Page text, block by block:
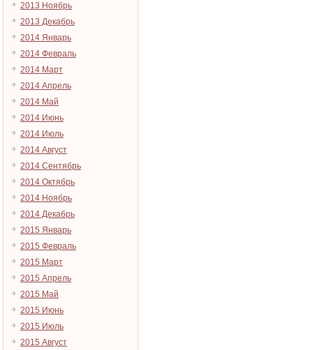
2013 Ноябрь
2013 Декабрь
2014 Январь
2014 Февраль
2014 Март
2014 Апрель
2014 Май
2014 Июнь
2014 Июль
2014 Август
2014 Сентябрь
2014 Октябрь
2014 Ноябрь
2014 Декабрь
2015 Январь
2015 Февраль
2015 Март
2015 Апрель
2015 Май
2015 Июнь
2015 Июль
2015 Август